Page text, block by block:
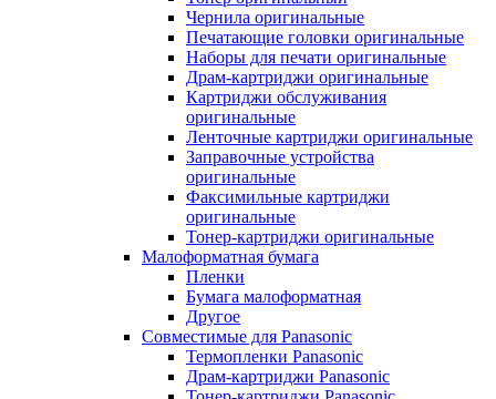
Чернила оригинальные
Печатающие головки оригинальные
Наборы для печати оригинальные
Драм-картриджи оригинальные
Картриджи обслуживания
оригинальные
Ленточные картриджи оригинальные
Заправочные устройства
оригинальные
Факсимильные картриджи
оригинальные
Тонер-картриджи оригинальные
Малоформатная бумага
Пленки
Бумага малоформатная
Другое
Совместимые для Panasonic
Термопленки Panasonic
Драм-картриджи Panasonic